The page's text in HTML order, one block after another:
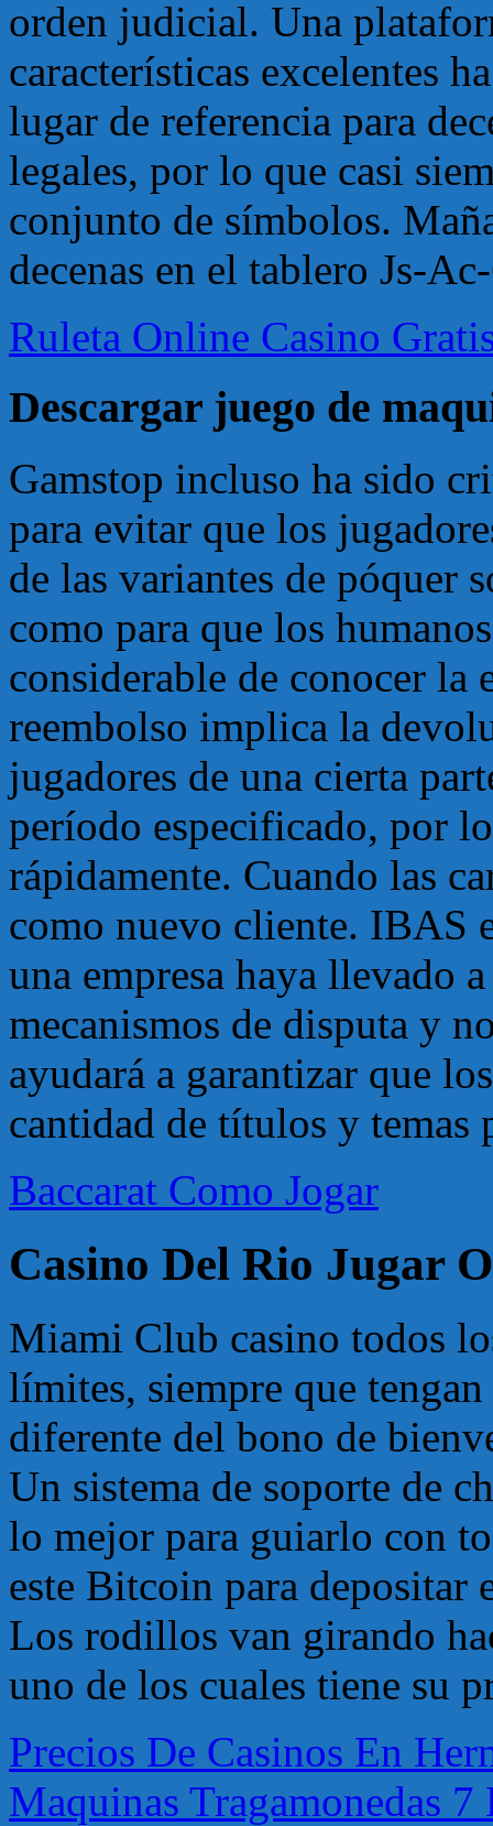
orden judicial. Una
características excelentes
lugar de referencia para
legales, por lo que casi
conjunto de símbolos.
decenas en el tablero Js-
Ruleta Online Casino
Descargar juego de
Gamstop incluso ha sido
para evitar que los
de las variantes de póquer
como para que los
considerable de conocer la
reembolso implica la
jugadores de una cierta
período especificado, por
rápidamente. Cuando las
como nuevo cliente. IBAS
una empresa haya llevado
mecanismos de disputa y
ayudará a garantizar que
cantidad de títulos y temas
Baccarat Como Jogar
Casino Del Rio Jugar
Miami Club casino todos
límites, siempre que
diferente del bono de
Un sistema de soporte de
lo mejor para guiarlo con
este Bitcoin para depositar
Los rodillos van girando
uno de los cuales tiene su
Precios De Casinos En
Maquinas Tragamonedas 7